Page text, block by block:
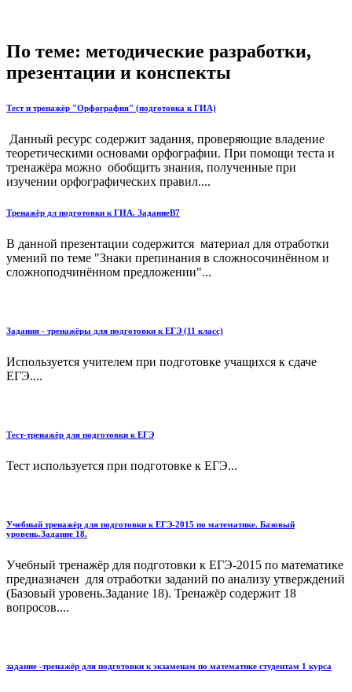
По теме: методические разработки,
презентации и конспекты
Тест и тренажёр "Орфография" (подготовка к ГИА)
Данный ресурс содержит задания, проверяющие владение
теоретическими основами орфографии. При помощи теста и
тренажёра можно обобщить знания, полученные при
изучении орфографических правил....
Тренажёр дл подготовки к ГИА. ЗаданиеВ7
В данной презентации содержится материал для отработки
умений по теме "Знаки препинания в сложносочинённом и
сложноподчинённом предложении"...
Задания - тренажёры для подготовки к ЕГЭ (11 класс)
Используется учителем при подготовке учащихся к сдаче
ЕГЭ....
Тест-тренажёр для подготовки к ЕГЭ
Тест используется при подготовке к ЕГЭ...
Учебный тренажёр для подготовки к ЕГЭ-2015 по математике. Базовый
уровень.Задание 18.
Учебный тренажёр для подготовки к ЕГЭ-2015 по математике
предназначен для отработки заданий по анализу утверждений
(Базовый уровень.Задание 18). Тренажёр содержит 18
вопросов....
задание -тренажёр для подготовки к экзаменам по математике студентам 1 курса